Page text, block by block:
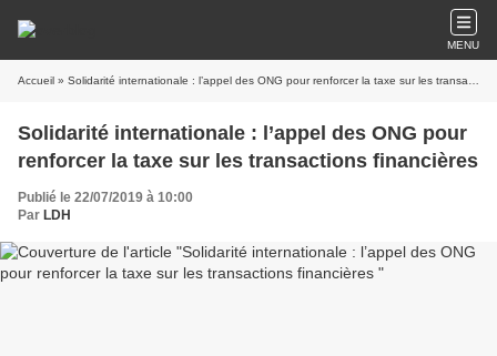
MENU
Accueil » Solidarité internationale : l’appel des ONG pour renforcer la taxe sur les transactions financières
Solidarité internationale : l’appel des ONG pour
renforcer la taxe sur les transactions financières
Publié le 22/07/2019 à 10:00
Par LDH